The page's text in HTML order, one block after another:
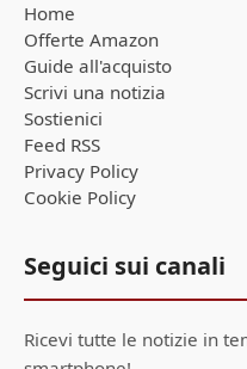
Home
Offerte Amazon
Guide all'acquisto
Scrivi una notizia
Sostienici
Feed RSS
Privacy Policy
Cookie Policy
Seguici sui canali
Ricevi tutte le notizie in